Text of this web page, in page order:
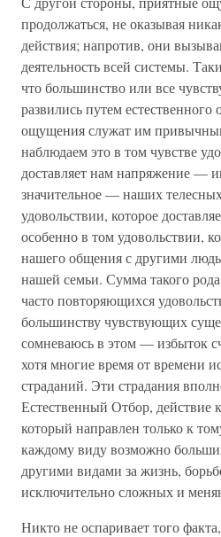
продолжаться, не оказывая
действия; напротив, они
деятельность всей системы.
что большинство или все
развились путем
ощущения служат им
наблюдаем это в том чувстве
доставляет нам напряжение —
значительное — наших
удовольствии, которое
особенно в том удовольствии,
нашего общения с другими
нашей семьи. Сумма такого
часто повторяющихся
большинству чувствующих
сомневаюсь в этом — избыток
хотя многие время от времени
страданий. Эти страдания
Естественный Отбор, действие
который направлен только к
каждому виду возможно
другими видами за жизнь,
исключительно сложных и
Никто не оспаривает того